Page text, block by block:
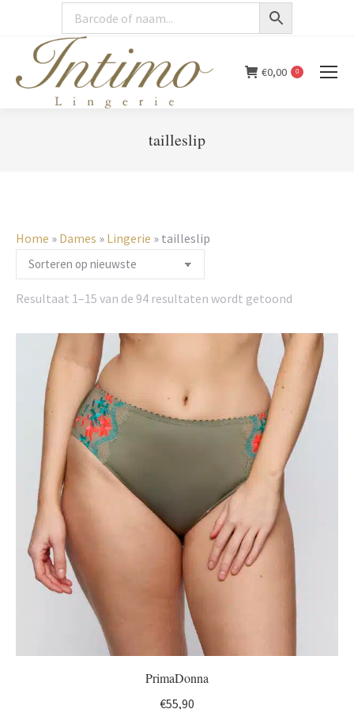
€0,00 0
tailleslip
Home » Dames » Lingerie » tailleslip
Resultaat 1–15 van de 94 resultaten wordt getoond
nieuwste
PrimaDonna
€55,90